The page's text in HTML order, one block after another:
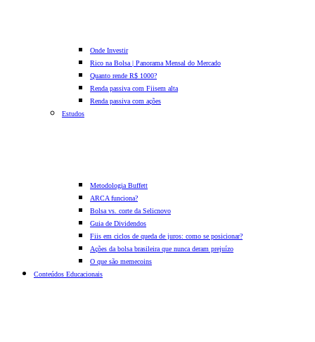
Onde Investir
Rico na Bolsa | Panorama Mensal do Mercado
Quanto rende R$ 1000?
Renda passiva com Fiisem alta
Renda passiva com ações
Estudos
Metodologia Buffett
ARCA funciona?
Bolsa vs. corte da Selicnovo
Guia de Dividendos
Fiis em ciclos de queda de juros: como se posicionar?
Ações da bolsa brasileira que nunca deram prejuízo
O que são memecoins
Conteúdos Educacionais